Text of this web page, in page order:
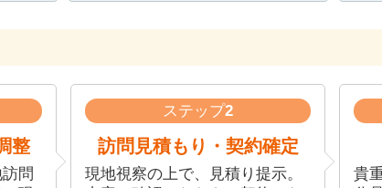
整
問
ステップ2
訪問見積もり・契約確定
現地視察の上で、見積り提示。
貴